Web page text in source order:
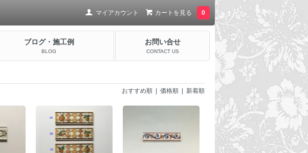
マイアカウント カートを見る 0
ブログ・施工例
BLOG
お問い合せ
CONTACT US
おすすめ順 | 価格順 | 新着順